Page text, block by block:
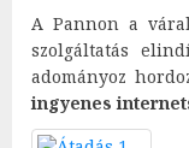
A Pannon a
szolgáltatás
adományoz
ingyenes